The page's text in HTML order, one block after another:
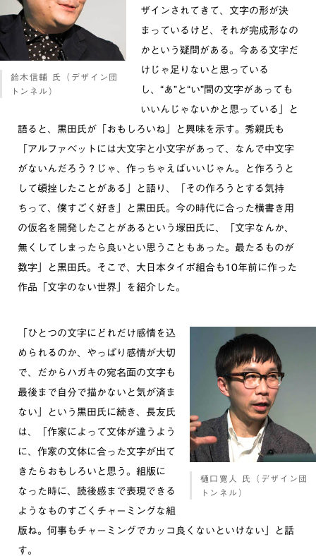
鈴木信輔 氏（デザイン団
トンネル）
ザインされてきて、文字の形が決
まっているけど、それが完成形なの
かという疑問がある。今ある文字だ
けじゃ足りないと思っている
し、“あ”と“い”間の文字があっても
いいんじゃないかと思っている」と
語ると、黒田氏が「おもしろいね」と興味を示す。秀親氏も
「アルファベットには大文字と小文字があって、なんで中文字
がないんだろう？じゃ、作っちゃえばいいじゃん。と作ろうと
して頓挫したことがある」と語り、「その作ろうとする気持
ちって、僕すごく好き」と黒田氏。今の時代に合った横書き用
の仮名を開発したことがあるという塚田氏に、「文字なんか、
無くしてしまったら良いとい思うこともあった。最たるものが
数字」と黒田氏。そこで、大日本タイポ組合も10年前に作った
作品「文字のない世界」を紹介した。
樋口寛人 氏（デザイン団
トンネル）
「ひとつの文字にどれだけ感情を込
められるのか、やっぱり感情が大切
で、だからハガキの宛名面の文字も
最後まで自分で描かないと気が済ま
ない」という黒田氏に続き、長友氏
は、「作家によって文体が違うよう
に、作家の文体に合った文字が出て
きたらおもしろいと思う。組版に
なった時に、読後感まで表現できる
ようなものすごくチャーミングな組
版ね。何事もチャーミングでカッコ良くないといけない」と話
す。